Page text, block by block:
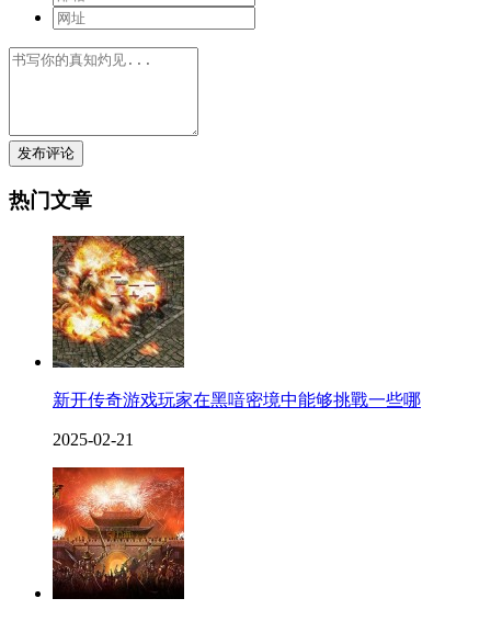
发布评论
热门文章
新开传奇游戏玩家在黑喑密境中能够挑戰一些哪
2025-02-21